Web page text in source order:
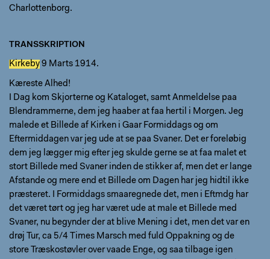
Charlottenborg.
TRANSSKRIPTION
Kirkeby 9 Marts 1914.
Kæreste Alhed!
I Dag kom Skjorterne og Kataloget, samt Anmeldelse paa
Blendrammerne, dem jeg haaber at faa hertil i Morgen. Jeg
malede et Billede af Kirken i Gaar Formiddags og om
Eftermiddagen var jeg ude at se paa Svaner. Det er foreløbig
dem jeg lægger mig efter jeg skulde gerne se at faa malet et
stort Billede med Svaner inden de stikker af, men det er lange
Afstande og mere end et Billede om Dagen har jeg hidtil ikke
præsteret. I Formiddags smaaregnede det, men i Eftmdg har
det været tørt og jeg har været ude at male et Billede med
Svaner, nu begynder der at blive Mening i det, men det var en
drøj Tur, ca 5/4 Times Marsch med fuld Oppakning og de
store Træskostøvler over vaade Enge, og saa tilbage igen